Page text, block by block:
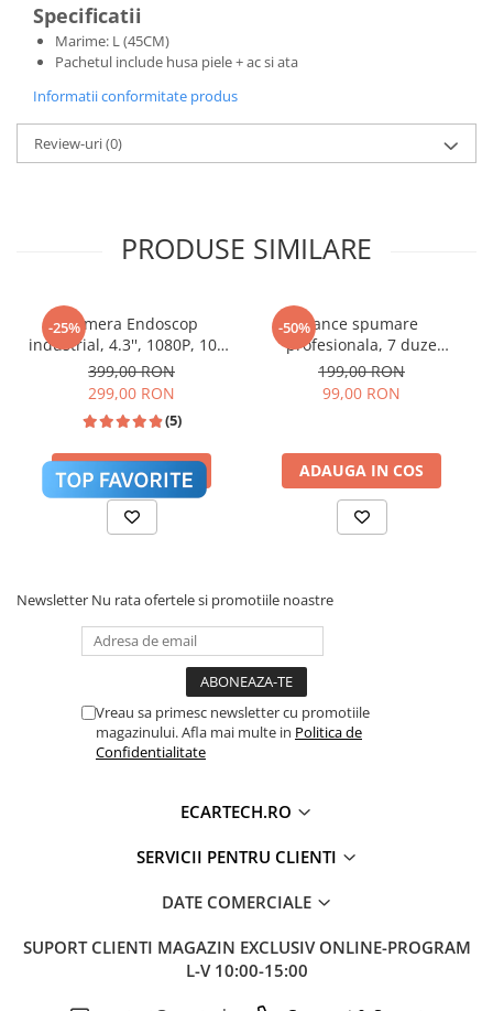
Specificatii
Marime: L (45CM)
Pachetul include husa piele + ac si ata
Informatii conformitate produs
Review-uri(0)
PRODUSE SIMILARE
-25%Camera Endoscop
industrial, 4.3'', 1080P, 10M,
LED, 2600mAh,
Impermeabil,
Negru/Portocaliu
399,00 RON
299,00 RON
(5)
ADAUGA IN COS
-50%Lance spumare
profesionala, 7 duze
incluse, recipient pentru
spuma cu reglaj densitate,
199,00 RON
99,00 RON
ADAUGA IN COS
Newsletter Nu rata ofertele si promotiile noastre
Vreau sa primesc newsletter cu promotiile
magazinului. Afla mai multe in Politica de
Confidentialitate
ECARTECH.RO
SERVICII PENTRU CLIENTI
DATE COMERCIALE
SUPORT CLIENTI MAGAZIN EXCLUSIV ONLINE-PROGRAM
L-V 10:00-15:00